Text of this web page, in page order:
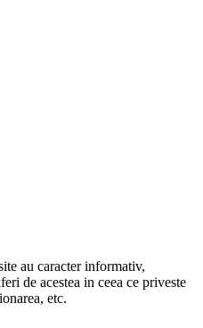
au caracter informativ,
de acestea in ceea ce priveste
etc.